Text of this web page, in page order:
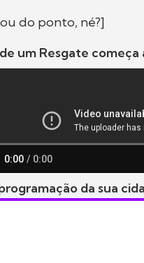
do ponto, né?]
um Resgate começa
da sua